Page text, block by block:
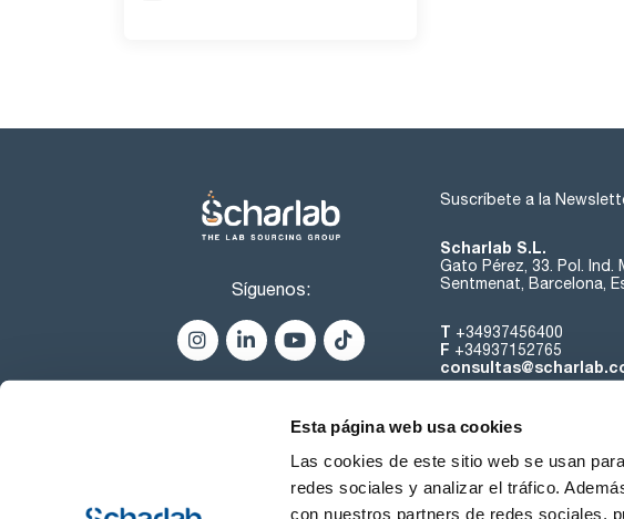
Esta página web usa cookies
Las cookies de este sitio web se usan
redes sociales y analizar el tráfico.
con nuestros partners de redes sociales,
Síguenos:
Suscríbete a la
Scharlab S.L.
Gato Pérez, 33. Pol. Ind.
Sentmenat, Barcelona,
T +34937456400
F +34937152765